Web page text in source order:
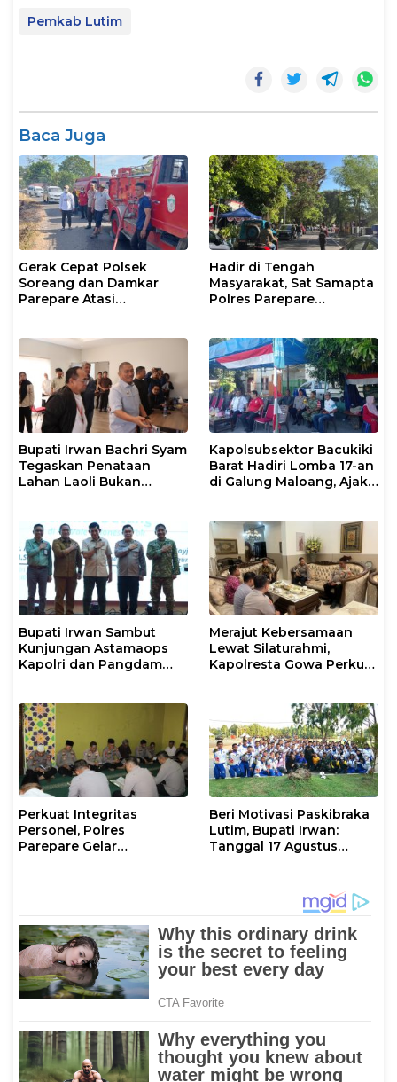
Pemkab Lutim
Baca Juga
Gerak Cepat Polsek
Soreang dan Damkar
Parepare Atasi
Hadir di Tengah
Masyarakat, Sat Samapta
Polres Parepare
Bupati Irwan Bachri Syam
Tegaskan Penataan
Lahan Laoli Bukan
Kapolsubsektor Bacukiki
Barat Hadiri Lomba 17-an
di Galung Maloang, Ajak
Bupati Irwan Sambut
Kunjungan Astamaops
Kapolri dan Pangdam
Merajut Kebersamaan
Lewat Silaturahmi,
Kapolresta Gowa Perkuat
Perkuat Integritas
Personel, Polres
Parepare Gelar
Beri Motivasi Paskibraka
Lutim, Bupati Irwan:
Tanggal 17 Agustus